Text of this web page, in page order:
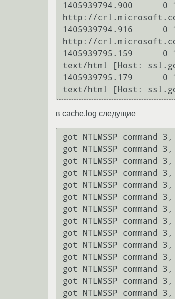
1405939794.900      0
http://
1405939794.916      0
http://
1405939795.159      0
text/html [Host:
1405939795.179      0
text/html [Host:
в cache.log следущие
got NTLMSSP command
got NTLMSSP command
got NTLMSSP command
got NTLMSSP command
got NTLMSSP command
got NTLMSSP command
got NTLMSSP command
got NTLMSSP command
got NTLMSSP command
got NTLMSSP command
got NTLMSSP command
got NTLMSSP command
got NTLMSSP command
got NTLMSSP command